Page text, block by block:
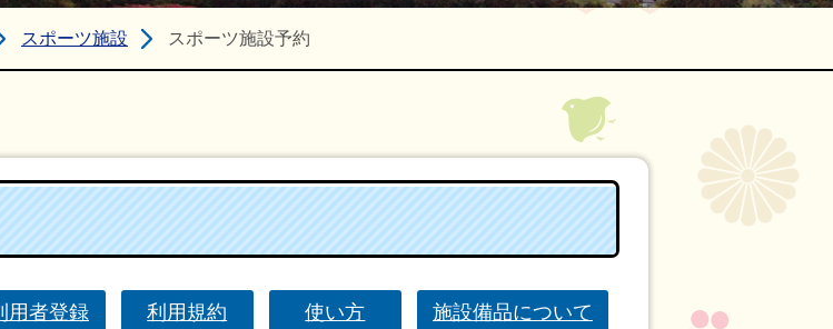
スポーツ施設 スポーツ施設予約
用者登録 利用規約 使い方 施設備品について